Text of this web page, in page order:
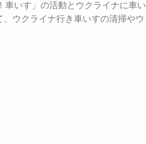
いす」の活動とウクライナに車い
ウクライナ行き車いすの清掃やウ